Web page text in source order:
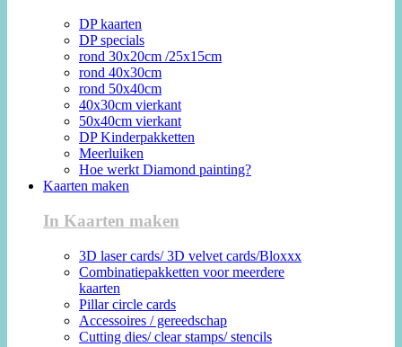
DP kaarten
DP specials
rond 30x20cm /25x15cm
rond 40x30cm
rond 50x40cm
40x30cm vierkant
50x40cm vierkant
DP Kinderpakketten
Meerluiken
Hoe werkt Diamond painting?
Kaarten maken
In Kaarten maken
3D laser cards/ 3D velvet cards/Bloxxx
Combinatiepakketten voor meerdere
kaarten
Pillar circle cards
Accessoires / gereedschap
Cutting dies/ clear stamps/ stencils